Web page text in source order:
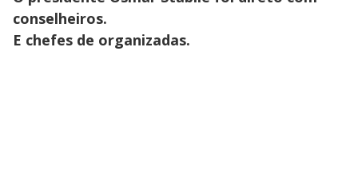
conselheiros.
E chefes de organizadas.